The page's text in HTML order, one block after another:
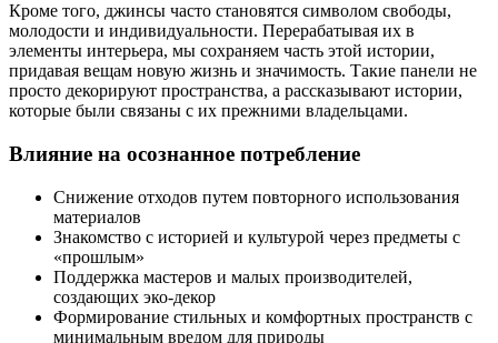
Кроме того, джинсы часто становятся символом свободы,
молодости и индивидуальности. Перерабатывая их в
элементы интерьера, мы сохраняем часть этой истории,
придавая вещам новую жизнь и значимость. Такие панели не
просто декорируют пространства, а рассказывают истории,
которые были связаны с их прежними владельцами.
Влияние на осознанное потребление
Снижение отходов путем повторного использования
материалов
Знакомство с историей и культурой через предметы с
«прошлым»
Поддержка мастеров и малых производителей,
создающих эко-декор
Формирование стильных и комфортных пространств с
минимальным вредом для природы